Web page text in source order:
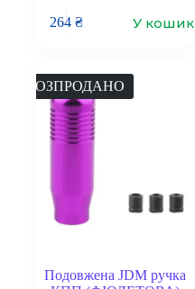
264₴ У кошик
РОЗПРОДАНО
Подовжена JDM ручка